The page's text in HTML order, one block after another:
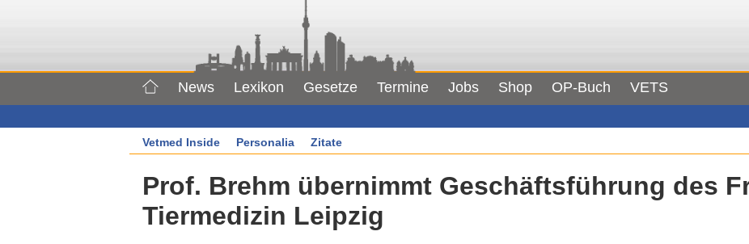
News Lexikon Gesetze Termine Jobs Shop OP-Buch VETS
Vetmed Inside Personalia Zitate
Prof. Brehm übernimmt Geschäftsführung des
Tiermedizin Leipzig